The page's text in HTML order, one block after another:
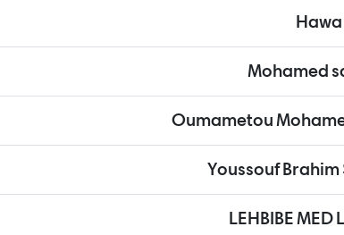
Mohamed
Oumametou
Youssouf Brahim
LEHBIBE MED